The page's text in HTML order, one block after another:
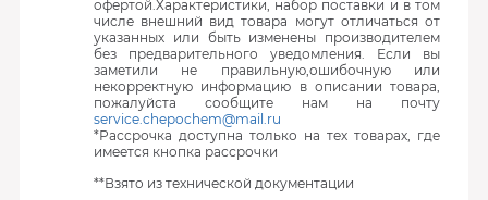
офертой.Характеристики, набор поставки и в том
числе внешний вид товара могут отличаться от
указанных или быть изменены производителем
без предварительного уведомления. Если вы
заметили не правильную,ошибочную или
некорректную информацию в описании товара,
пожалуйста сообщите нам на почту
service.chepochem@mail.ru
*Рассрочка доступна только на тех товарах, где
имеется кнопка рассрочки
**Взято из технической документации